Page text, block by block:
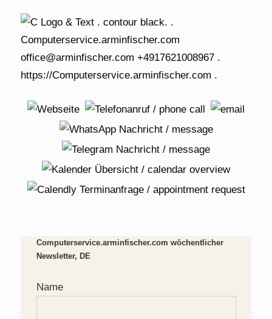
Computerservice.arminfischer.com wöchentlicher
Newsletter, DE
Name